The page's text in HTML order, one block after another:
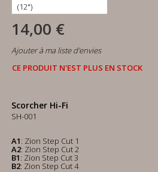
14,00 €
Ajouter à ma liste d'envies
CE PRODUIT N'EST PLUS EN STOCK
Scorcher Hi-Fi
SH-001
A1: Zion Step Cut 1
A2: Zion Step Cut 2
B1: Zion Step Cut 3
B2: Zion Step Cut 4